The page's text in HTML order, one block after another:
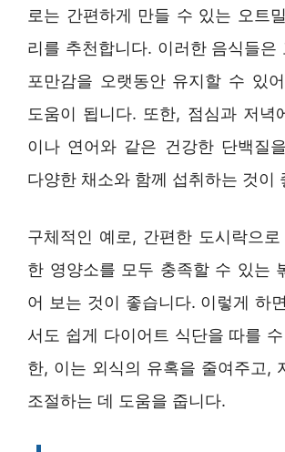
로는 간편하게 만들 수 있는 오트
리를 추천합니다. 이러한 음식들은
포만감을 오랫동안 유지할 수 있
도움이 됩니다. 또한, 점심과 저녁
이나 연어와 같은 건강한 단백질
다양한 채소와 함께 섭취하는 것이
구체적인 예로, 간편한 도시락으
한 영양소를 모두 충족할 수 있는
어 보는 것이 좋습니다. 이렇게 하
서도 쉽게 다이어트 식단을 따를
한, 이는 외식의 유혹을 줄여주고,
조절하는 데 도움을 줍니다.